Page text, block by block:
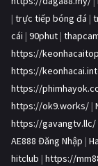
| trực tiếp bóng đá |
cái | 90phut |
https://
https://
https://
https://ok9.works/ |
https://gavangtv.llc/
AE888 Đăng Nhập |
hitclub | https://